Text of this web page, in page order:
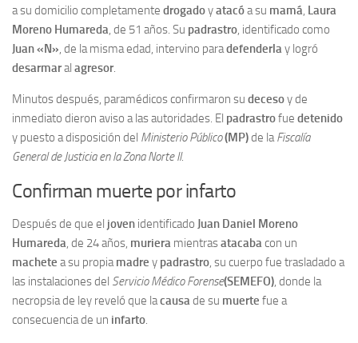
a su domicilio completamente drogadoyatacóa su mamá, Laura
Moreno Humareda, de 51 años. Su padrastro, identificado como
Juan «N», de la misma edad, intervino paradefenderlay logró
desarmaral agresor.
Minutos después, paramédicos confirmaron su decesoy de
inmediato dieron aviso a las autoridades. El padrastrofue detenido
y puesto a disposición del Ministerio Público(MP)de laFiscalía
General de Justicia en la Zona Norte II.
Confirman muerte por infarto
Después de que el joven identificado Juan Daniel Moreno
Humareda, de 24 años, muriera mientrasatacabacon un
machete a su propiamadre y padrastro, su cuerpo fue trasladado a
las instalaciones del Servicio Médico Forense(SEMEFO), donde la
necropsia de ley reveló que lacausade su muerte fue a
consecuencia de un infarto.